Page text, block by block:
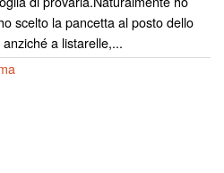
scelto la pancetta al posto dello
a listarelle,...